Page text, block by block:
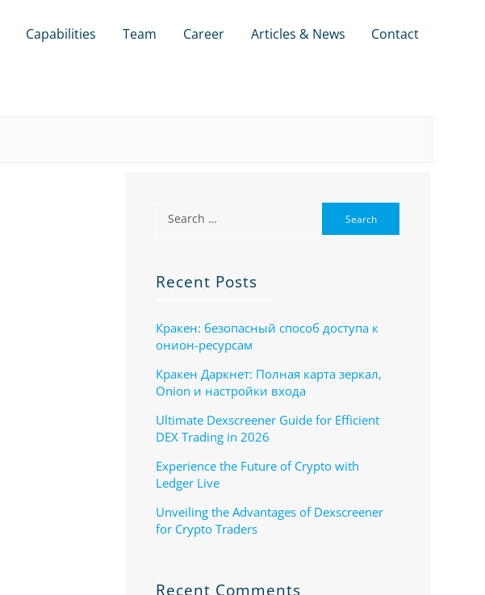
Capabilities Team Career Articles & News Contact
Recent Posts
Кракен: безопасный способ доступа к
онион-ресурсам
Кракен Даркнет: Полная карта зеркал,
Onion и настройки входа
Ultimate Dexscreener Guide for Efficient
DEX Trading in 2026
Experience the Future of Crypto with
Ledger Live
Unveiling the Advantages of Dexscreener
for Crypto Traders
Recent Comments